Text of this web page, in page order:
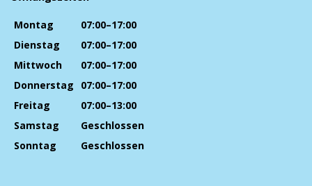
Montag
07:00–17:00
Dienstag
07:00–17:00
Mittwoch
07:00–17:00
Donnerstag
07:00–17:00
Freitag
07:00–13:00
Samstag
Geschlossen
Sonntag
Geschlossen